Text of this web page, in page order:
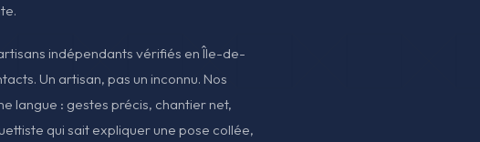
indépendants vérifiés en Île-de-
Un artisan, pas un inconnu. Nos
langue : gestes précis, chantier net,
qui sait expliquer une pose collée,